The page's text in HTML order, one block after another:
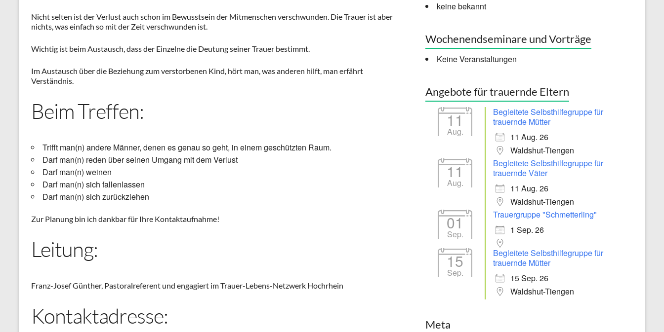
Nicht selten ist der Verlust auch schon im Bewusstsein der Mitmenschen verschwunden. Die Trauer ist aber
nichts, was einfach so mit der Zeit verschwunden ist.
Wichtig ist beim Austausch, dass der Einzelne die Deutung seiner Trauer bestimmt.
Im Austausch über die Beziehung zum verstorbenen Kind, hört man, was anderen hilft, man erfährt
Verständnis.
Beim Treffen:
Trifft man(n) andere Männer, denen es genau so geht, in einem geschützten Raum.
Darf man(n) reden über seinen Umgang mit dem Verlust
Darf man(n) weinen
Darf man(n) sich fallenlassen
Darf man(n) sich zurückziehen
Zur Planung bin ich dankbar für Ihre Kontaktaufnahme!
Leitung:
Franz-Josef Günther, Pastoralreferent und engagiert im Trauer-Lebens-Netzwerk Hochrhein
Kontaktadresse:
keine bekannt
Wochenendseminare und Vorträge
Keine Veranstaltungen
Angebote für trauernde Eltern
11
Aug.
Begleitete Selbsthilfegruppe für
trauernde Mütter
11 Aug. 26
Waldshut-Tiengen
11
Aug.
Begleitete Selbsthilfegruppe für
trauernde Väter
11 Aug. 26
Waldshut-Tiengen
01
Sep.
Trauergruppe "Schmetterling"
1 Sep. 26
15
Sep.
Begleitete Selbsthilfegruppe für
trauernde Mütter
15 Sep. 26
Waldshut-Tiengen
Meta